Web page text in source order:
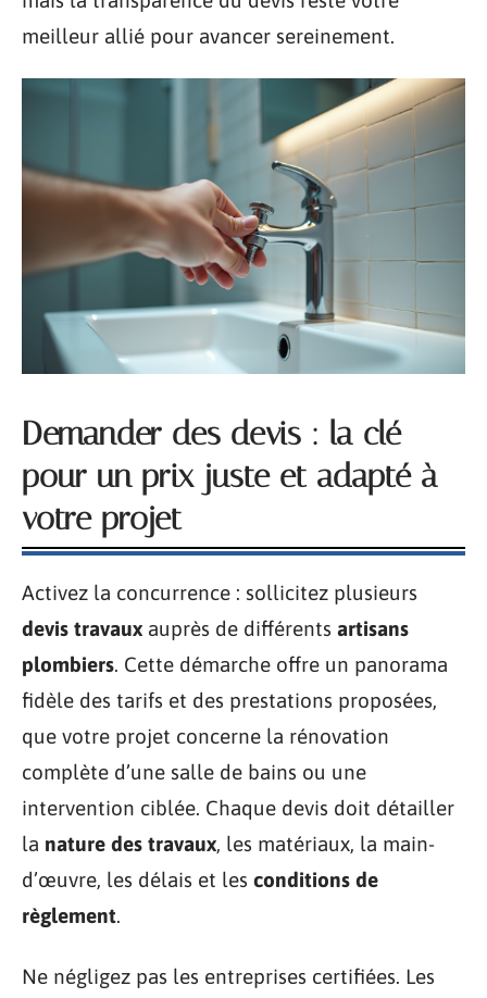
meilleur allié pour avancer sereinement.
Demander des devis : la clé
pour un prix juste et adapté à
votre projet
Activez la concurrence : sollicitez plusieurs
devis travaux auprès de différents artisans
plombiers. Cette démarche offre un panorama
fidèle des tarifs et des prestations proposées,
que votre projet concerne la rénovation
complète d’une salle de bains ou une
intervention ciblée. Chaque devis doit détailler
la nature des travaux, les matériaux, la main-
d’œuvre, les délais et les conditions de
règlement.
Ne négligez pas les entreprises certifiées. Les